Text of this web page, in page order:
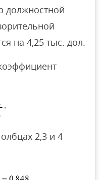
должностной
на 4,25 тыс. дол.
2,3 и 4